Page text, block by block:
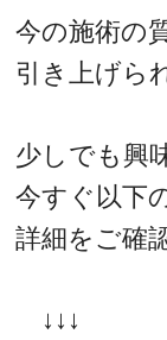
今の施術の
引き上げら
少しでも興
今すぐ以下
詳細をご確
↓↓↓